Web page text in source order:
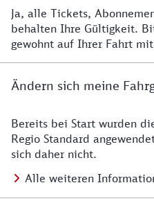
Details zur Zeitkarte
Ja, alle Tickets,
behalten Ihre Gültigkeit.
gewohnt auf Ihrer Fahrt
Ändern sich meine
Details zu
Bereits bei Start wurden
Regio Standard
sich daher nicht.
Alle weiteren